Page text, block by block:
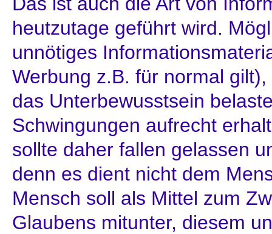
heutzutage geführt wird.
unnötiges
Werbung z.B. für normal
das Unterbewusstsein
Schwingungen aufrecht
sollte daher fallen gelassen
denn es dient nicht dem
Mensch soll als Mittel zum
Glaubens mitunter, diesem